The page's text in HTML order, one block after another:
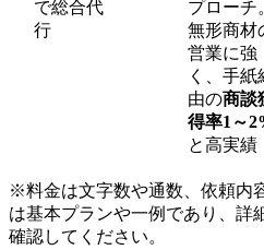
で総合代
行
プローチ
無形商材
営業に強
く、手紙
由の商談
得率1～
と高実績
※料金は文字数や通数、依頼内
は基本プランや一例であり、詳
確認してください。​